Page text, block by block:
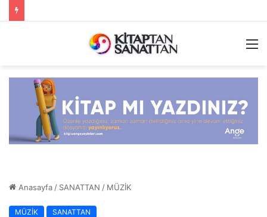
Anasayfa / SANATTAN / MÜZİK
MÜZİK SANATTAN